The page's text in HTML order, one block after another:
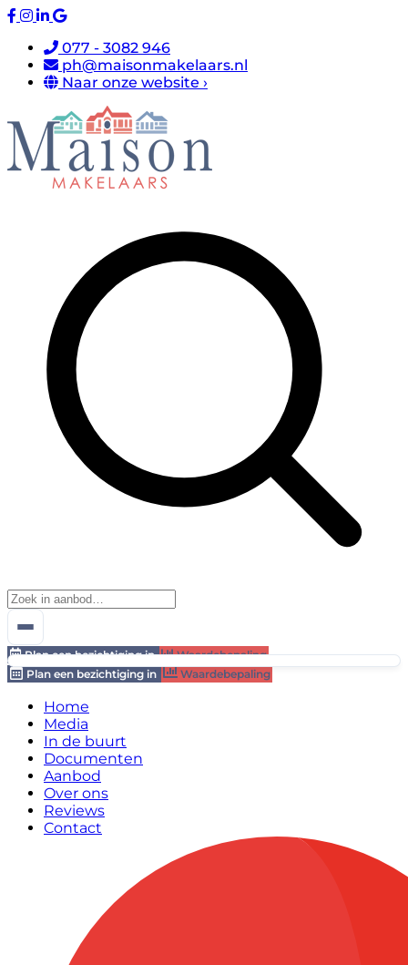
077 - 3082 946
ph@maisonmakelaars.nl
Naar onze website ›
Plan een bezichtiging in
Waardebepaling
Plan een bezichtiging in
Waardebepaling
Home
Media
In de buurt
Documenten
Aanbod
Over ons
Reviews
Contact